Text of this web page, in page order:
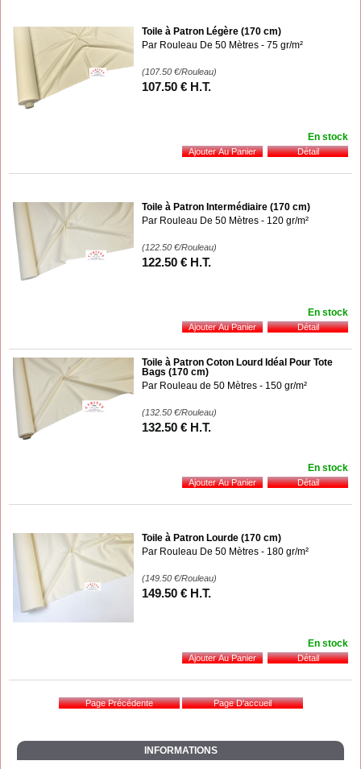
INFORMATIONS
Toile à Patron Légère (170 cm)
Par Rouleau De 50 Mètres - 75 gr/m²
(107.50 €/Rouleau)
107.50 € H.T.
En stock
Toile à Patron Intermédiaire (170 cm)
Par Rouleau De 50 Mètres - 120 gr/m²
(122.50 €/Rouleau)
122.50 € H.T.
En stock
Toile à Patron Coton Lourd Idéal Pour Tote
Bags (170 cm)
Par Rouleau de 50 Mètres - 150 gr/m²
(132.50 €/Rouleau)
132.50 € H.T.
En stock
Toile à Patron Lourde (170 cm)
Par Rouleau De 50 Mètres - 180 gr/m²
(149.50 €/Rouleau)
149.50 € H.T.
En stock